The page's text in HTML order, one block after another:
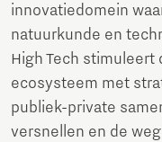
innovatiedomein
natuurkunde en
High Tech
ecosysteem met
publiek-private
versnellen en de